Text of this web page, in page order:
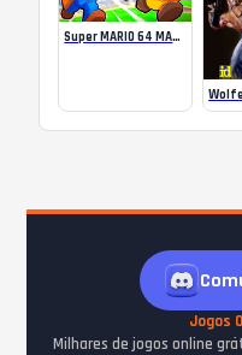
Super MARIO 64 MAS NÓS TEMOS UMA DOZE
Jogos
Milhares de jogos online